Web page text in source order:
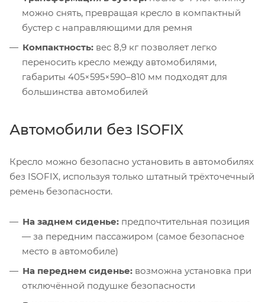
можно снять, превращая кресло в компактный
бустер с направляющими для ремня
Компактность: вес 8,9 кг позволяет легко
переносить кресло между автомобилями,
габариты 405×595×590–810 мм подходят для
большинства автомобилей
Автомобили без ISOFIX
Кресло можно безопасно установить в автомобилях
без ISOFIX, используя только штатный трёхточечный
ремень безопасности.
На заднем сиденье: предпочтительная позиция
— за передним пассажиром (самое безопасное
место в автомобиле)
На переднем сиденье: возможна установка при
отключённой подушке безопасности